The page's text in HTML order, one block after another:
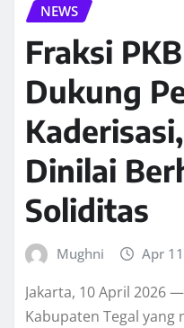
NEWS
Fraksi
Dukung
Dinilai
Soliditas
Mughni Apr
Jakarta, 10 April 2026
Kabupaten Tegal yang